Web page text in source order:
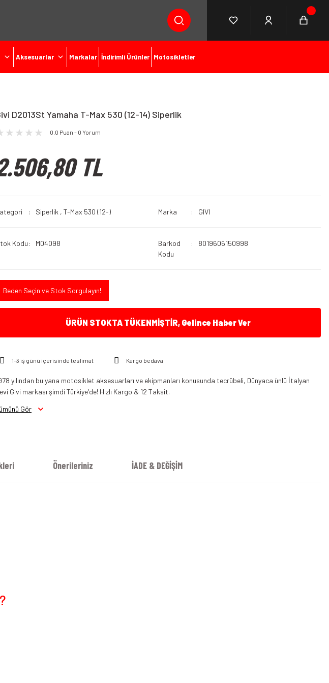
Aksesuarlar Markalar İndirimli Ürünler Motosikletler
D2013St Yamaha T-Max 530 (12-14) Siperlik
0.0 Puan - 0 Yorum
TL
Siperlik , T-Max 530 (12-) Marka GIVI
Kodu M04098
Barkod
Kodu
8019606150998
Beden Seçin ve Stok Sorgulayın!
ÜRÜN STOKTA TÜKENMİŞTİR, Gelince Haber Ver
1-3 iş günü içerisinde teslimat Kargo bedava
yılından bu yana motosiklet aksesuarları ve ekipmanları konusunda tecrübeli, Dünyaca ünlü İtalyan
Givi markası şimdi Türkiye'de! Hızlı Kargo & 12 Taksit.
Gör
Önerileriniz İADE & DEĞİŞİM